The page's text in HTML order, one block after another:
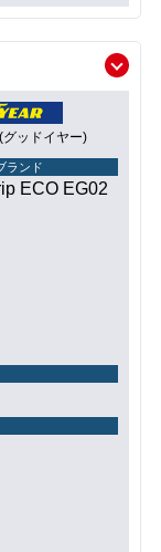
ッドイヤー)
ランド
ECO EG02